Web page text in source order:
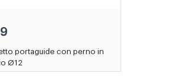
portaguide con perno in
Ø12